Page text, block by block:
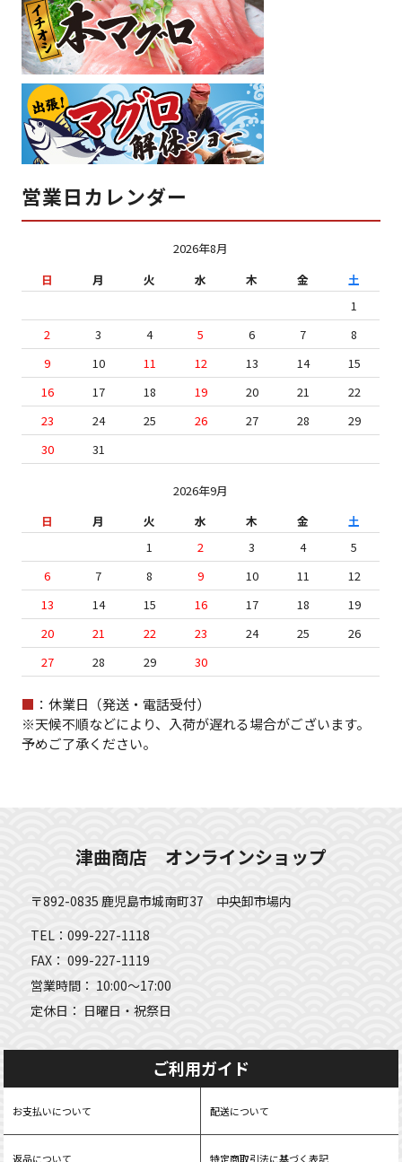
営業日カレンダー
2026年8月
日
月 火 水 木 金
土
1
2
3 4 5 6 7
8
9
10 11 12 13 14
15
16
17 18 19 20 21
22
23
24 25 26 27 28
29
30
31
2026年9月
日
月 火 水 木 金
土
1
2 3 4
5
6
7 8 9 10 11
12
13
14 15 16 17 18
19
20
21 22 23 24 25
26
27
28 29 30
■ ：休業日（発送・電話受付）
※天候不順などにより、入荷が遅れる場合がございます。
予めご了承ください。
津曲商店 オンラインショップ
〒892-0835 鹿児島市城南町37 中央卸市場内
TEL：099-227-1118
FAX： 099-227-1119
営業時間： 10:00～17:00
定休日： 日曜日・祝祭日
ご利用ガイド
お支払いについて 配送について
返品について 特定商取引法に基づく表記